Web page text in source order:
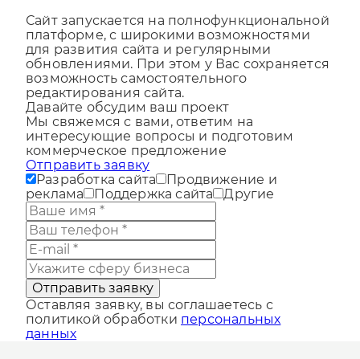
Сайт запускается на полнофункциональной
платформе, с широкими возможностями
для развития сайта и регулярными
обновлениями. При этом у Вас сохраняется
возможность самостоятельного
редактирования сайта.
Давайте обсудим ваш проект
Мы свяжемся с вами, ответим на
интересующие вопросы и подготовим
коммерческое предложение
Отправить заявку
Разработка сайта
Продвижение и
реклама
Поддержка сайта
Отправить заявку
Оставляя заявку, вы соглашаетесь с
политикой обработки